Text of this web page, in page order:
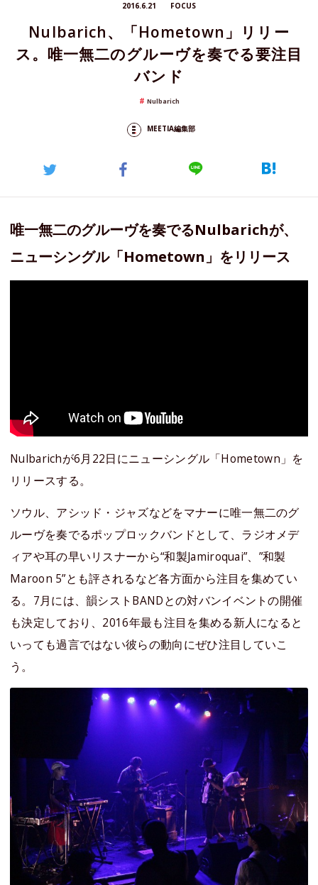
2016.6.21 FOCUS
Nulbarich、「Hometown」リリー
ス。唯一無二のグルーヴを奏でる要注目
バンド
Nulbarich
MEETIA編集部
唯一無二のグルーヴを奏でるNulbarichが、
ニューシングル「Hometown」をリリース
Nulbarichが6月22日にニューシングル「Hometown」を
リリースする。
ソウル、アシッド・ジャズなどをマナーに唯一無二のグ
ルーヴを奏でるポップロックバンドとして、ラジオメデ
ィアや耳の早いリスナーから“和製Jamiroquai”、”和製
Maroon 5”とも評されるなど各方面から注目を集めてい
る。7月には、韻シストBANDとの対バンイベントの開催
も決定しており、2016年最も注目を集める新人になると
いっても過言ではない彼らの動向にぜひ注目していこ
う。